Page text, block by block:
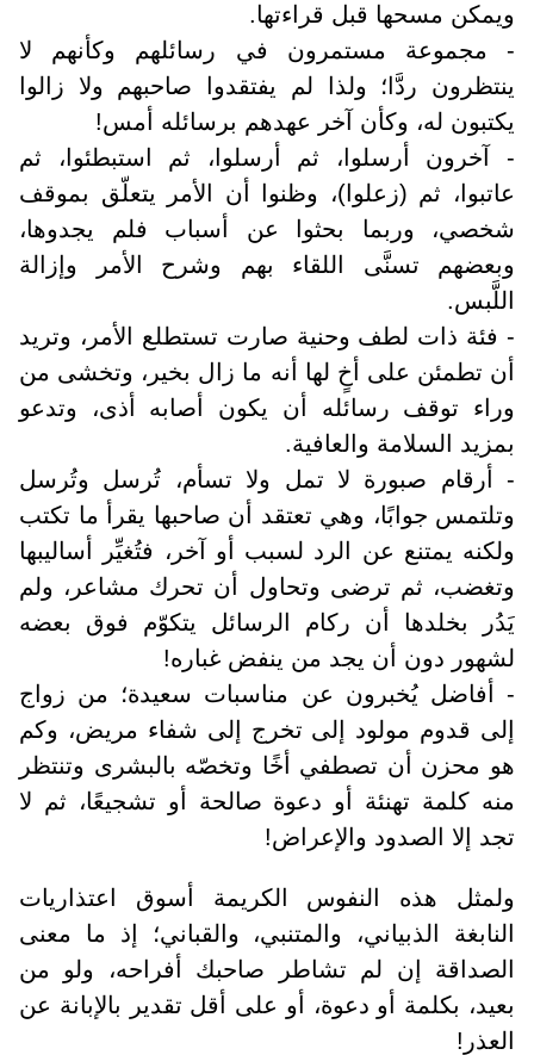
ويمكن مسحها قبل قراءتها.
- مجموعة مستمرون في رسائلهم وكأنهم لا
ينتظرون ردَّا؛ ولذا لم يفتقدوا صاحبهم ولا زالوا
يكتبون له، وكأن آخر عهدهم برسائله أمس!
- آخرون أرسلوا، ثم أرسلوا، ثم استبطئوا، ثم
عاتبوا، ثم (زعلوا)، وظنوا أن الأمر يتعلّق بموقف
شخصي، وربما بحثوا عن أسباب فلم يجدوها،
وبعضهم تسنَّى اللقاء بهم وشرح الأمر وإزالة
اللَّبس.
- فئة ذات لطف وحنية صارت تستطلع الأمر، وتريد
أن تطمئن على أخٍ لها أنه ما زال بخير، وتخشى من
وراء توقف رسائله أن يكون أصابه أذى، وتدعو
بمزيد السلامة والعافية.
- أرقام صبورة لا تمل ولا تسأم، تُرسل وتُرسل
وتلتمس جوابًا، وهي تعتقد أن صاحبها يقرأ ما تكتب
ولكنه يمتنع عن الرد لسبب أو آخر، فتُغيِّر أساليبها
وتغضب، ثم ترضى وتحاول أن تحرك مشاعر، ولم
يَدُر بخلدها أن ركام الرسائل يتكوّم فوق بعضه
لشهور دون أن يجد من ينفض غباره!
- أفاضل يُخبرون عن مناسبات سعيدة؛ من زواج
إلى قدوم مولود إلى تخرج إلى شفاء مريض، وكم
هو محزن أن تصطفي أخًا وتخصّه بالبشرى وتنتظر
منه كلمة تهنئة أو دعوة صالحة أو تشجيعًا، ثم لا
تجد إلا الصدود والإعراض!
ولمثل هذه النفوس الكريمة أسوق اعتذاريات
النابغة الذبياني، والمتنبي، والقباني؛ إذ ما معنى
الصداقة إن لم تشاطر صاحبك أفراحه، ولو من
بعيد، بكلمة أو دعوة، أو على أقل تقدير بالإبانة عن
العذر!